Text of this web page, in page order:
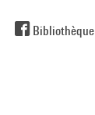
Bibliothèque